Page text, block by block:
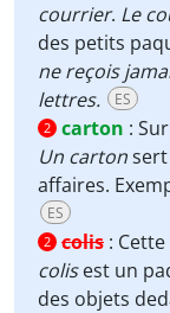
courrier. Le
des petits
ne reçois
lettres.
ES
2 carton :
Un carton
affaires.
ES
2 colis :
colisest un
des objets